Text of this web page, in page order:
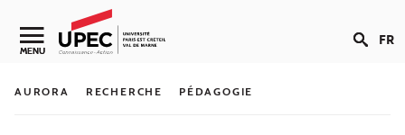
Aller au contenu
Navigation secondaire
MENU FR
AURORA RECHERCHE PÉDAGOGIE